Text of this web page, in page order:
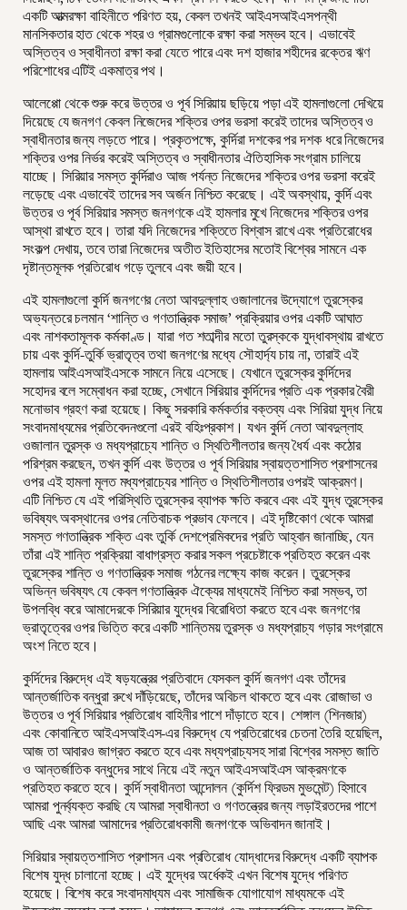
একটি আত্মরক্ষা বাহিনীতে পরিণত হয়, কেবল তখনই আইএসআইএসপন্থী
মানসিকতার হাত থেকে শহর ও গ্রামগুলোকে রক্ষা করা সম্ভব হবে। এভাবেই
অস্তিত্ব ও স্বাধীনতা রক্ষা করা যেতে পারে এবং দশ হাজার শহীদের রক্তের ঋণ
পরিশোধের এটিই একমাত্র পথ।
আলেপ্পো থেকে শুরু করে উত্তর ও পূর্ব সিরিয়ায় ছড়িয়ে পড়া এই হামলাগুলো দেখিয়ে
দিয়েছে যে জনগণ কেবল নিজেদের শক্তির ওপর ভরসা করেই তাদের অস্তিত্ব ও
স্বাধীনতার জন্য লড়তে পারে। প্রকৃতপক্ষে, কুর্দিরা দশকের পর দশক ধরে নিজেদের
শক্তির ওপর নির্ভর করেই অস্তিত্ব ও স্বাধীনতার ঐতিহাসিক সংগ্রাম চালিয়ে
যাচ্ছে। সিরিয়ার সমস্ত কুর্দিরাও আজ পর্যন্ত নিজেদের শক্তির ওপর ভরসা করেই
লড়েছে এবং এভাবেই তাদের সব অর্জন নিশ্চিত করেছে। এই অবস্থায়, কুর্দি এবং
উত্তর ও পূর্ব সিরিয়ার সমস্ত জনগণকে এই হামলার মুখে নিজেদের শক্তির ওপর
আস্থা রাখতে হবে। তারা যদি নিজেদের শক্তিতে বিশ্বাস রাখে এবং প্রতিরোধের
সংকল্প দেখায়, তবে তারা নিজেদের অতীত ইতিহাসের মতোই বিশ্বের সামনে এক
দৃষ্টান্তমূলক প্রতিরোধ গড়ে তুলবে এবং জয়ী হবে।
এই হামলাগুলো কুর্দি জনগণের নেতা আবদুল্লাহ ওজালানের উদ্যোগে তুরস্কের
অভ্যন্তরে চলমান ‘শান্তি ও গণতান্ত্রিক সমাজ’ প্রক্রিয়ার ওপর একটি আঘাত
এবং নাশকতামূলক কর্মকাণ্ড। যারা গত শতাব্দীর মতো তুরস্ককে যুদ্ধাবস্থায় রাখতে
চায় এবং কুর্দি-তুর্কি ভ্রাতৃত্ব তথা জনগণের মধ্যে সৌহার্দ্য চায় না, তারাই এই
হামলায় আইএসআইএসকে সামনে নিয়ে এসেছে। যেখানে তুরস্কের কুর্দিদের
সহোদর বলে সম্বোধন করা হচ্ছে, সেখানে সিরিয়ার কুর্দিদের প্রতি এক প্রকার বৈরী
মনোভাব গ্রহণ করা হয়েছে। কিছু সরকারি কর্মকর্তার বক্তব্য এবং সিরিয়া যুদ্ধ নিয়ে
সংবাদমাধ্যমের প্রতিবেদনগুলো এরই বহিঃপ্রকাশ। যখন কুর্দি নেতা আবদুল্লাহ
ওজালান তুরস্ক ও মধ্যপ্রাচ্যে শান্তি ও স্থিতিশীলতার জন্য ধৈর্য এবং কঠোর
পরিশ্রম করছেন, তখন কুর্দি এবং উত্তর ও পূর্ব সিরিয়ার স্বায়ত্তশাসিত প্রশাসনের
ওপর এই হামলা মূলত মধ্যপ্রাচ্যের শান্তি ও স্থিতিশীলতার ওপরই আক্রমণ।
এটি নিশ্চিত যে এই পরিস্থিতি তুরস্কের ব্যাপক ক্ষতি করবে এবং এই যুদ্ধ তুরস্কের
ভবিষ্যৎ অবস্থানের ওপর নেতিবাচক প্রভাব ফেলবে। এই দৃষ্টিকোণ থেকে আমরা
সমস্ত গণতান্ত্রিক শক্তি এবং তুর্কি দেশপ্রেমিকদের প্রতি আহ্বান জানাচ্ছি, যেন
তাঁরা এই শান্তি প্রক্রিয়া বাধাগ্রস্ত করার সকল প্রচেষ্টাকে প্রতিহত করেন এবং
তুরস্কের শান্তি ও গণতান্ত্রিক সমাজ গঠনের লক্ষ্যে কাজ করেন। তুরস্কের
অভিন্ন ভবিষ্যৎ যে কেবল গণতান্ত্রিক ঐক্যের মাধ্যমেই নিশ্চিত করা সম্ভব, তা
উপলব্ধি করে আমাদেরকে সিরিয়ার যুদ্ধের বিরোধিতা করতে হবে এবং জনগণের
ভ্রাতৃত্বের ওপর ভিত্তি করে একটি শান্তিময় তুরস্ক ও মধ্যপ্রাচ্য গড়ার সংগ্রামে
অংশ নিতে হবে।
কুর্দিদের বিরুদ্ধে এই ষড়যন্ত্রের প্রতিবাদে যেসকল কুর্দি জনগণ এবং তাঁদের
আন্তর্জাতিক বন্ধুরা রুখে দাঁড়িয়েছে, তাঁদের অবিচল থাকতে হবে এবং রোজাভা ও
উত্তর ও পূর্ব সিরিয়ার প্রতিরোধ বাহিনীর পাশে দাঁড়াতে হবে। শেঙ্গাল (শিনজার)
এবং কোবানিতে আইএসআইএস-এর বিরুদ্ধে যে প্রতিরোধের চেতনা তৈরি হয়েছিল,
আজ তা আবারও জাগ্রত করতে হবে এবং মধ্যপ্রাচ্যসহ সারা বিশ্বের সমস্ত জাতি
ও আন্তর্জাতিক বন্ধুদের সাথে নিয়ে এই নতুন আইএসআইএস আক্রমণকে
প্রতিহত করতে হবে। কুর্দি স্বাধীনতা আন্দোলন (কুর্দিশ ফ্রিডম মুভমেন্ট) হিসাবে
আমরা পুনর্ব্যক্ত করছি যে আমরা স্বাধীনতা ও গণতন্ত্রের জন্য লড়াইরতদের পাশে
আছি এবং আমরা আমাদের প্রতিরোধকামী জনগণকে অভিবাদন জানাই।
সিরিয়ার স্বায়ত্তশাসিত প্রশাসন এবং প্রতিরোধ যোদ্ধাদের বিরুদ্ধে একটি ব্যাপক
বিশেষ যুদ্ধ চালানো হচ্ছে। এই যুদ্ধের অর্ধেকই এখন বিশেষ যুদ্ধে পরিণত
হয়েছে। বিশেষ করে সংবাদমাধ্যম এবং সামাজিক যোগাযোগ মাধ্যমকে এই